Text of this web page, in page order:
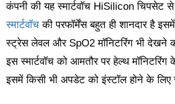
कंपनी की यह स्मार्टवॉच HiSilicon चिपसेट
स्मार्टवॉच की परफॉर्मेंस बहुत ही शानदार है
स्ट्रेस लेवल और SpO2 मॉनिटरिंग भी देखने
इस स्मार्टवॉच को आमतौर पर हेल्थ
इसमें किसी भी अपडेट को इंस्टॉल होने के लिए